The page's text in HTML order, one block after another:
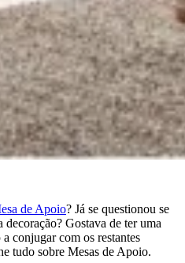
de Apoio? Já se questionou se
decoração? Gostava de ter uma
conjugar com os restantes
tudo sobre Mesas de Apoio.